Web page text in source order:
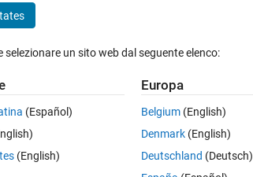
Mohmed
selezionare un sito web dal seguente elenco:
(Español)
(English)
Europa
Belgium (English)
Denmark (English)
Deutschland (Deutsch)